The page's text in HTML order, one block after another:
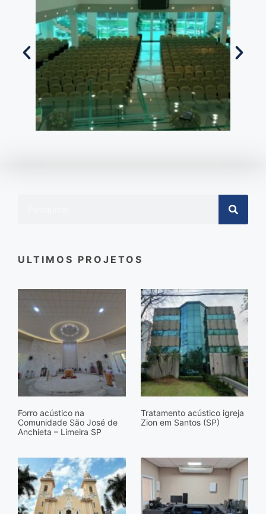
ULTIMOS PROJETOS
Forro acústico na
Comunidade São José de
Anchieta – Limeira SP
Tratamento acústico igreja
Zion em Santos (SP)